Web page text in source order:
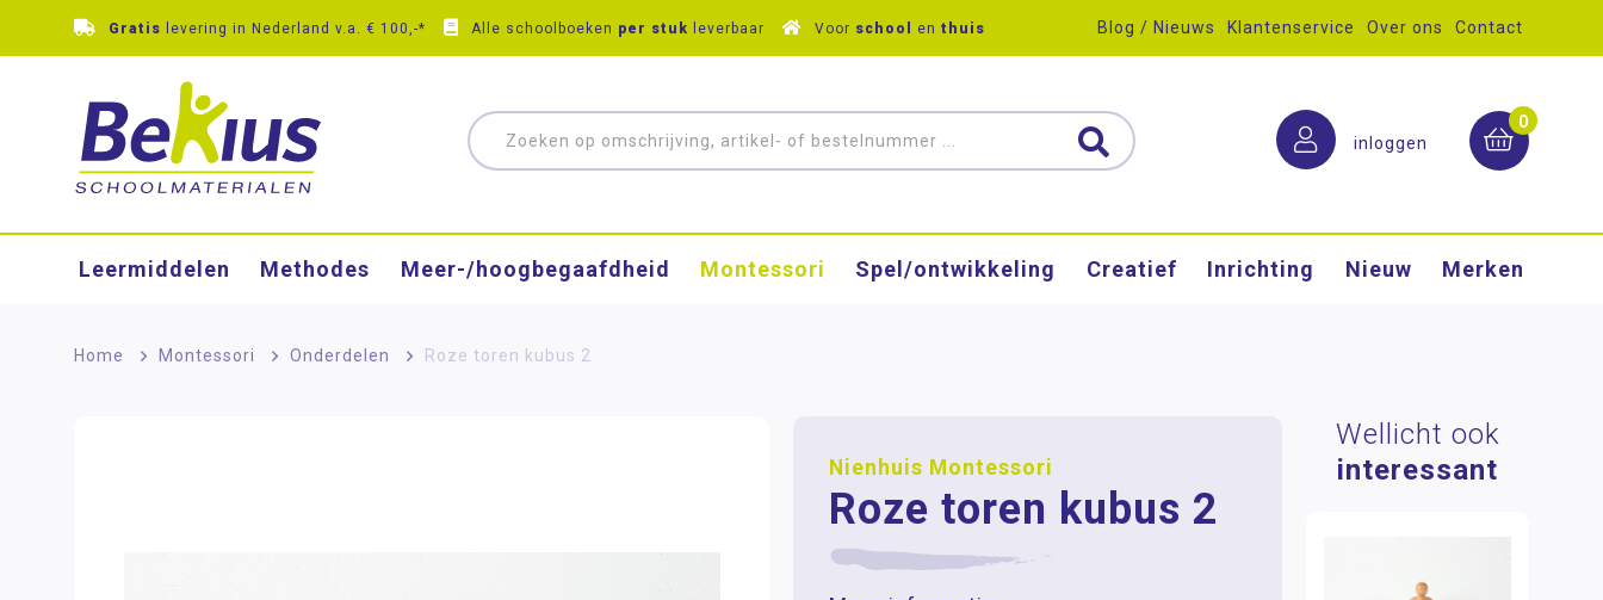
Gratis levering in Nederland v.a. € 100,-* Alle schoolboeken per stuk leverbaar Voor school en thuis Blog / Nieuws Klantenservice Over ons Contact
inloggen
0
Leermiddelen Methodes Meer-/hoog­begaafdheid Montessori Spel/ontwikkeling Creatief Inrichting Nieuw Merken
Home > Montessori > Onderdelen > Roze toren kubus 2
Nienhuis Montessori
Roze toren kubus 2
Wellicht ook
interessant